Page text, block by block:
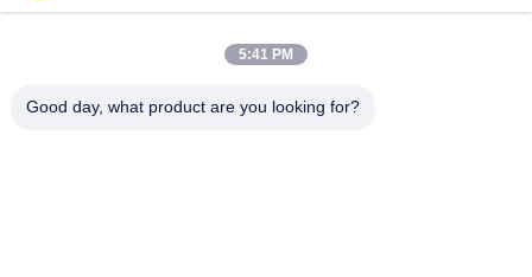
명확한 P2 상업적인 지도된 전시 작은 피치 256 x 128mm 영상 벽
매우 얇은 풀 컬러 지도된 전시 화소 3.91mm 높은 재생 빈도
5:41 PM
Good day, what product are you looking for?